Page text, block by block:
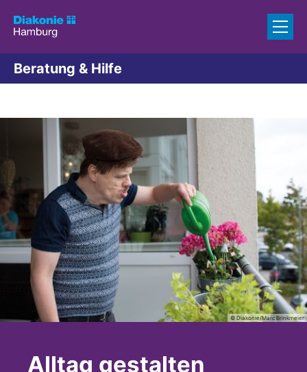
Beratung & Hilfe
© Diakonie/Marc Brinkmeier
Alltag gestalten